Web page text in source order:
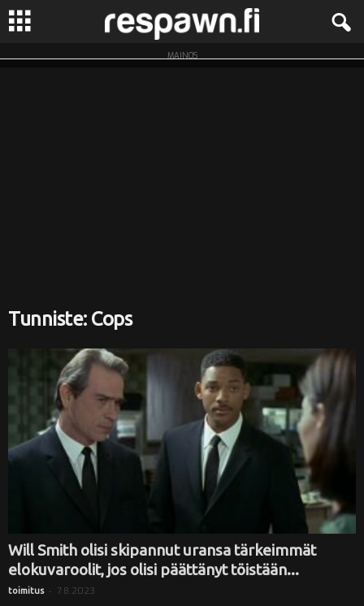
R
MAINOS
Tunniste: Cops
Will Smith olisi skipannut uransa tärkeimmät
elokuvaroolit, jos olisi päättänyt töistään...
toimitus - 7.8.2023